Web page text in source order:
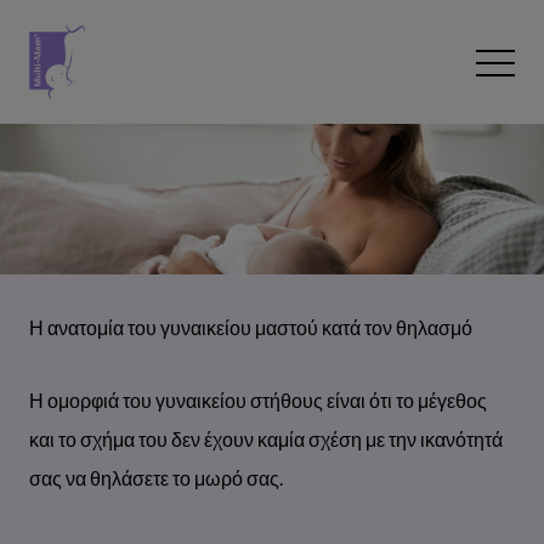
Η ανατομία του γυναικείου μαστού κατά τον θηλασμό
Η ομορφιά του γυναικείου στήθους είναι ότι το μέγεθος
και το σχήμα του δεν έχουν καμία σχέση με την ικανότητά
σας να θηλάσετε το μωρό σας.